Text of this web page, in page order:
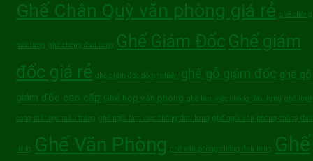
Ghế Chân Quỳ văn phòng giá rẻ ghế chống
mỏi lưng ghế chống đau lưng Ghế Giám Đốc Ghế giám
đốc giá rẻ ghế giám đốc gỗ tự nhiên ghế gỗ giám đốc ghế gỗ
giám đốc cao cấp Ghế họp văn phòng ghế làm việc chống đau lưng ghế lưới
công thái học màu trắng ghế ngồi làm việc chống đau lưng ghế ngồi văn phòng chống đau
lưng Ghế Văn Phòng ghế văn phòng chống đau lưng Ghế